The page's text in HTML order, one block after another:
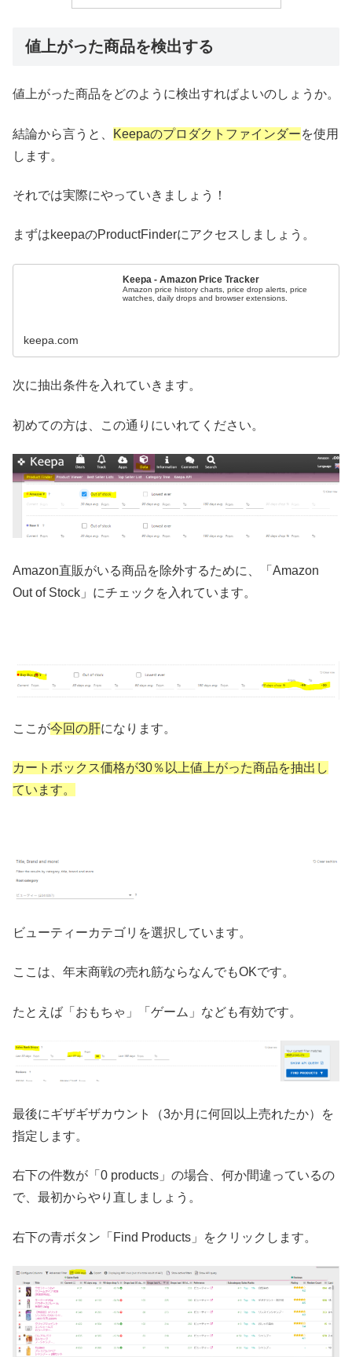
値上がった商品を検出する
値上がった商品をどのように検出すればよいのしょうか。
結論から言うと、 Keepaのプロダクトファインダーを使用
します。
それでは実際にやっていきましょう！
まずはkeepaのProductFinderにアクセスしましょう。
Keepa - Amazon Price Tracker
Amazon price history charts, price drop alerts, price
watches, daily drops and browser extensions.
keepa.com
次に抽出条件を入れていきます。
初めての方は、この通りにいれてください。
Amazon直販がいる商品を除外するために、「Amazon
Out of Stock」にチェックを入れています。
ここが今回の肝になります。
カートボックス価格が30％以上値上がった商品を抽出し
ています。
ビューティーカテゴリを選択しています。
ここは、年末商戦の売れ筋ならなんでもOKです。
たとえば「おもちゃ」「ゲーム」なども有効です。
最後にギザギザカウント（3か月に何回以上売れたか）を
指定します。
右下の件数が「0 products」の場合、何か間違っているの
で、最初からやり直しましょう。
右下の青ボタン「Find Products」をクリックします。